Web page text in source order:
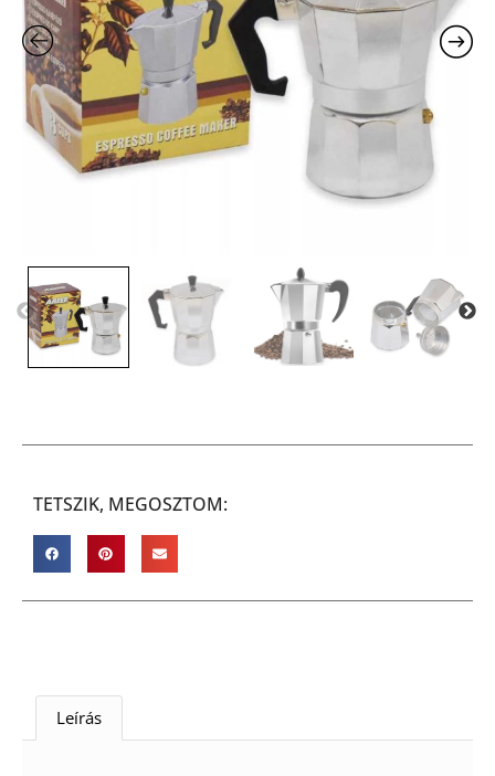
TETSZIK, MEGOSZTOM:
Leírás